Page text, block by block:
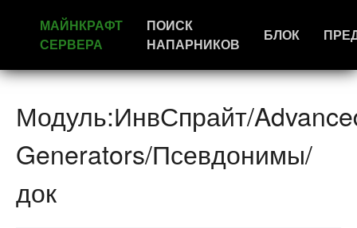
МАЙНКРАФТ
СЕРВЕРА
ПОИСК
НАПАРНИКОВ
БЛОК
Модуль:ИнвСпрайт/
Generators/Псевдонимы/
док